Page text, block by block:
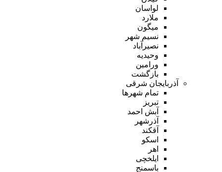
لواسان
ملارد
میگون
نسیم شهر
نصیرآباد
وحیدیه
ورامین
بازگشت
آذربایجان شرقی
تمام شهر‌ها
تبریز
آبش احمد
آذرشهر
آقکند
اسکو
اهر
ایلخچی
باسمنج